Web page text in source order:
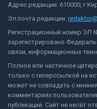
Адрес редакции: 610000,
Эл.почта редакции:
Регистрационный номер ЭЛ
зарегистрировано
связи, информационных
Полное или частичное
только с гиперссылкой на
может не совпадать с
комментариях
публикаций. Сайт не несёт